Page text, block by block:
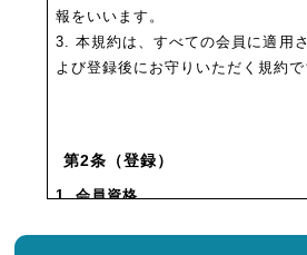
報をいいます。
3. 本規約は、すべての会員に適用
よび登録後にお守りいただく規約で
第2条（登録）
1. 会員資格